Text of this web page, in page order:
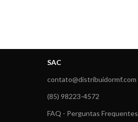
SAC
contato@distribuidormf.com
(85) 98223-4572
FAQ - Perguntas Frequentes